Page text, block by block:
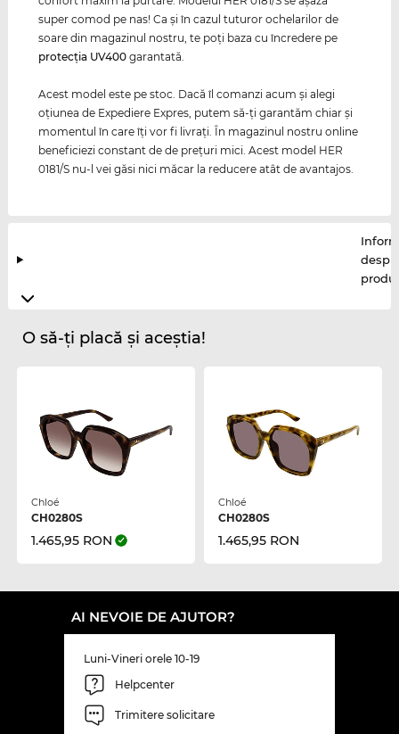
super comod pe nas! Ca și în cazul tuturor ochelarilor de
soare din magazinul nostru, te poți baza cu încredere pe
protecția UV400 garantată.
Acest model este pe stoc. Dacă îl comanzi acum şi alegi
oţiunea de Expediere Expres, putem să-ţi garantăm chiar şi
momentul în care îţi vor fi livraţi. În magazinul nostru online
beneficiezi constant de de preţuri mici. Acest model HER
0181/S nu-l vei găsi nici măcar la reducere atât de avantajos.
O să-ți placă și aceștia!
Chloé
CH0280S
1.465,95 RON
Chloé
CH0280S
1.465,95 RON
AI NEVOIE DE AJUTOR?
Luni-Vineri orele 10-19
Helpcenter
Trimitere solicitare